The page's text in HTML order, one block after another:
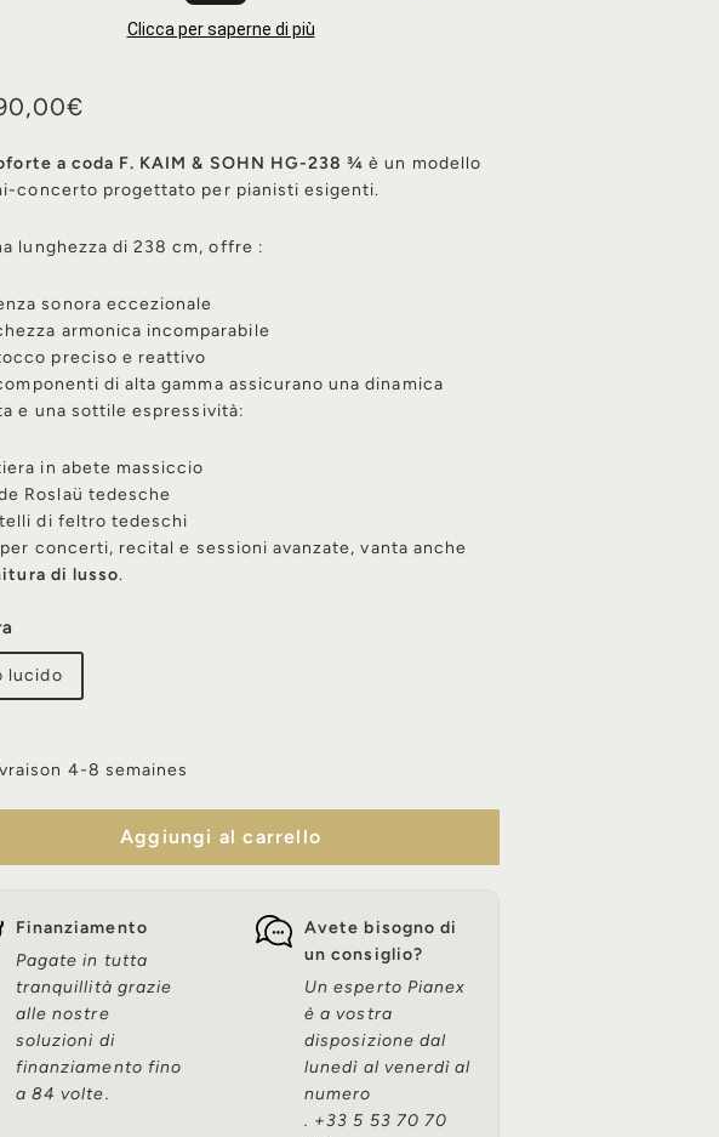
Clicca per saperne di più
a coda F. KAIM & SOHN HG-238 ¾ è un modello
concerto progettato per pianisti esigenti.
lunghezza di 238 cm, offre :
sonora eccezionale
armonica incomparabile
preciso e reattivo
di alta gamma assicurano una dinamica
e una sottile espressività:
in abete massiccio
Roslaü tedesche
di feltro tedeschi
concerti, recital e sessioni avanzate, vanta anche
di lusso.
lucido
4-8 semaines
Aggiungi al carrello
Finanziamento
Pagate in tutta
tranquillità grazie
alle nostre
soluzioni di
finanziamento fino
a 84 volte.
Avete bisogno di
un consiglio?
Un esperto Pianex
è a vostra
disposizione dal
lunedì al venerdì al
numero
. +33 5 53 70 70